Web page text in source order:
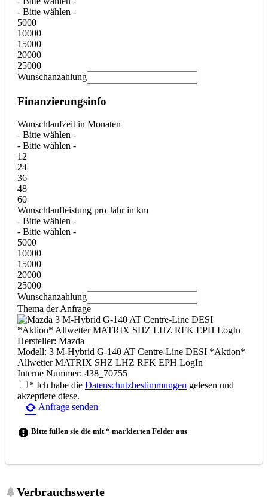
- Bitte wählen -
5000
10000
15000
20000
25000
Wunschanzahlung
Finanzierungsinfo
Wunschlaufzeit in Monaten
- Bitte wählen -
- Bitte wählen -
12
24
36
48
60
Wunschlaufleistung pro Jahr in km
- Bitte wählen -
- Bitte wählen -
5000
10000
15000
20000
25000
Wunschanzahlung
Thema der Anfrage
Hersteller: Mazda
Modell: 3 M-Hybrid G-140 AT Centre-Line DESI *Aktion*
Allwetter MATRIX SHZ LHZ RFK EPH LogIn
Interne Nummer: 438_70755
* Ich habe die Datenschutzbestimmungen gelesen und
akzeptiere diese.
Anfrage senden
Bitte füllen sie die mit * markierten Felder aus
Verbrauchswerte